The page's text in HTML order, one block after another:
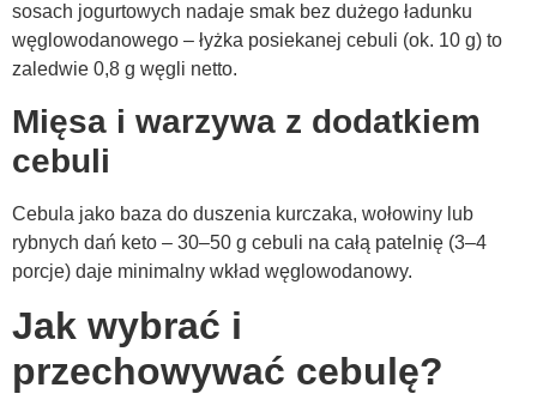
sosach jogurtowych nadaje smak bez dużego ładunku
węglowodanowego – łyżka posiekanej cebuli (ok. 10 g) to
zaledwie 0,8 g węgli netto.
Mięsa i warzywa z dodatkiem
cebuli
Cebula jako baza do duszenia kurczaka, wołowiny lub
rybnych dań keto – 30–50 g cebuli na całą patelnię (3–4
porcje) daje minimalny wkład węglowodanowy.
Jak wybrać i
przechowywać cebulę?